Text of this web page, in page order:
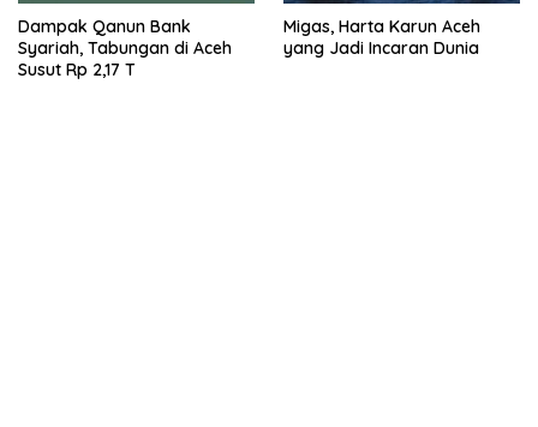
Dampak Qanun Bank
Syariah, Tabungan di Aceh
Susut Rp 2,17 T
Migas, Harta Karun Aceh
yang Jadi Incaran Dunia